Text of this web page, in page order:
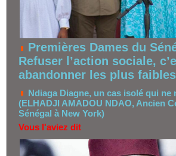
Premières Dames du
Refuser l’action sociale,
abandonner les plus
Ndiaga Diagne, un cas isolé qui ne
(ELHADJI AMADOU NDAO, Ancien
Sénégal à New York)
Vous l'aviez dit